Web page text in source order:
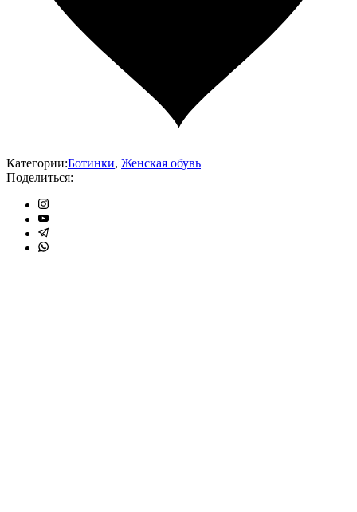
Категории:Ботинки, Женская обувь
Поделиться: